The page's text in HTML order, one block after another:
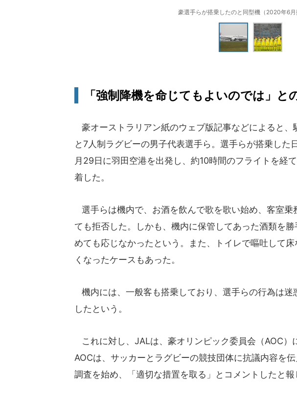
豪選手らが搭乗したのと同型機（2020年6月
「強制降機を命じてもよいのでは」と
豪オーストラリアン紙のウェブ版記事などによると、
と7人制ラグビーの男子代表選手ら。選手らが搭乗した
月29日に羽田空港を出発し、約10時間のフライトを経
着した。
選手らは機内で、お酒を飲んで歌を歌い始め、客室乗
ても拒否した。しかも、機内に保管してあった酒類を
めても応じなかったという。また、トイレで嘔吐して
くなったケースもあった。
機内には、一般客も搭乗しており、選手らの行為は迷
したという。
これに対し、JALは、豪オリンピック委員会（AOC）
AOCは、サッカーとラグビーの競技団体に抗議内容を
調査を始め、「適切な措置を取る」とコメントしたと報